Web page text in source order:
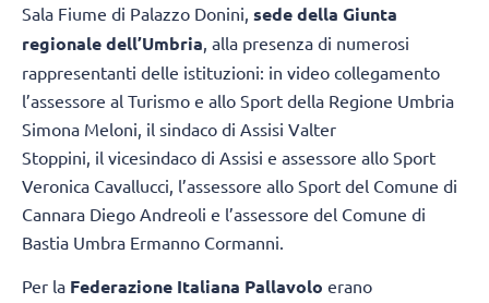
Sala Fiume di Palazzo Donini, sede della Giunta
regionale dell’Umbria , alla presenza di numerosi
rappresentanti delle istituzioni: in video collegamento
l’assessore al Turismo e allo Sport della Regione Umbria
Simona Meloni, il sindaco di Assisi Valter
Stoppini, il vicesindaco di Assisi e assessore allo Sport
Veronica Cavallucci, l’assessore allo Sport del Comune di
Cannara Diego Andreoli e l’assessore del Comune di
Bastia Umbra Ermanno Cormanni.
Per la Federazione Italiana Pallavolo erano